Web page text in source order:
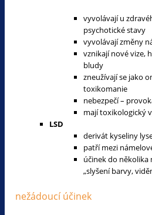
vyvolávají u
psychotické stavy
vyvolávají změny
vznikají nové vize,
bludy
zneužívají se jako
toxikomanie
nebezpečí –
mají toxikologický
LSD
derivát kyseliny
patří mezi
účinek do několika
„slyšení barvy,
nežádoucí účinek